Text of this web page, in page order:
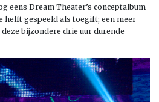
eens Dream Theater’s conceptalbum
helft gespeeld als toegift; een meer
bijzondere drie uur durende